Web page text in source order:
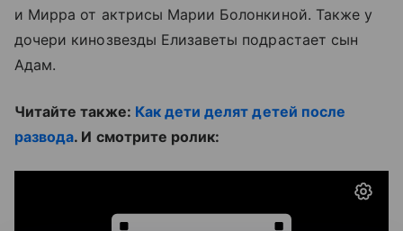
и Мирра от актрисы Марии Болонкиной. Также у
дочери кинозвезды Елизаветы подрастает сын
Адам.
Читайте также: Как дети делят детей после
развода. И смотрите ролик: